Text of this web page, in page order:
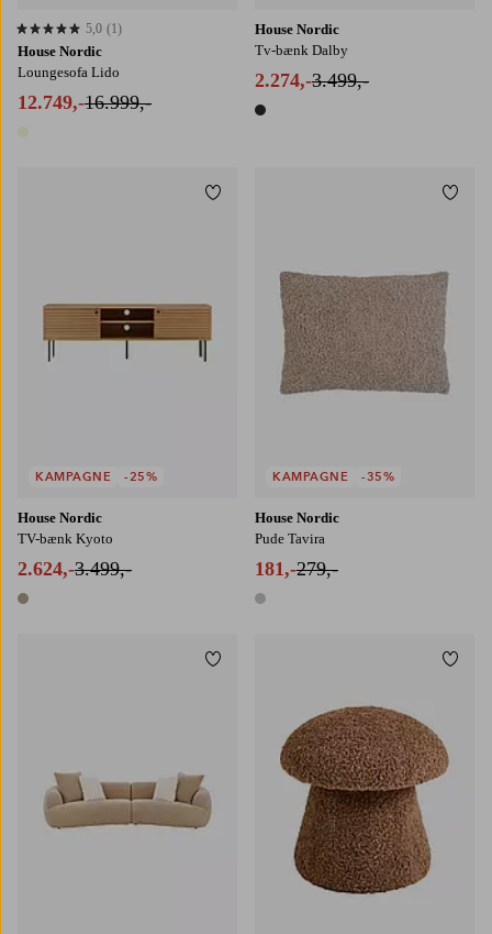
House Nordic
Loungesofa Lido
12.749,-16.999,-
5,0 baseret på 1 bedømmelser
5,0 (1)
House Nordic
Tv-bænk Dalby
2.274,-3.499,-
1 farve
House Nordic
TV-bænk Kyoto
2.624,-3.499,-
1 farve
KAMPAGNE -25%
Tilføj til favoritter
House Nordic
Pude Tavira
181,-279,-
1 farve
KAMPAGNE -35%
Tilføj til favoritter